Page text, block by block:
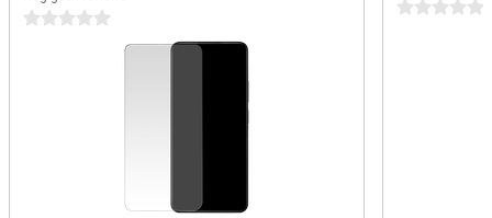
een slimme assistent in je broekzak.
0 sterren
0 sterren